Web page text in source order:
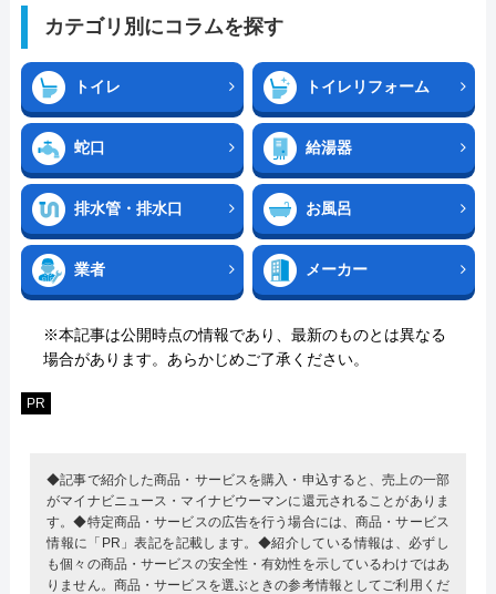
カテゴリ別にコラムを探す
トイレ トイレリフォーム
蛇口 給湯器
排水管・排水口 お風呂
業者 メーカー
※本記事は公開時点の情報であり、最新のものとは異なる
場合があります。あらかじめご了承ください。
PR
◆記事で紹介した商品・サービスを購入・申込すると、売上の一部
がマイナビニュース・マイナビウーマンに還元されることがありま
す。◆特定商品・サービスの広告を行う場合には、商品・サービス
情報に「PR」表記を記載します。◆紹介している情報は、必ずし
も個々の商品・サービスの安全性・有効性を示しているわけではあ
りません。商品・サービスを選ぶときの参考情報としてご利用くだ